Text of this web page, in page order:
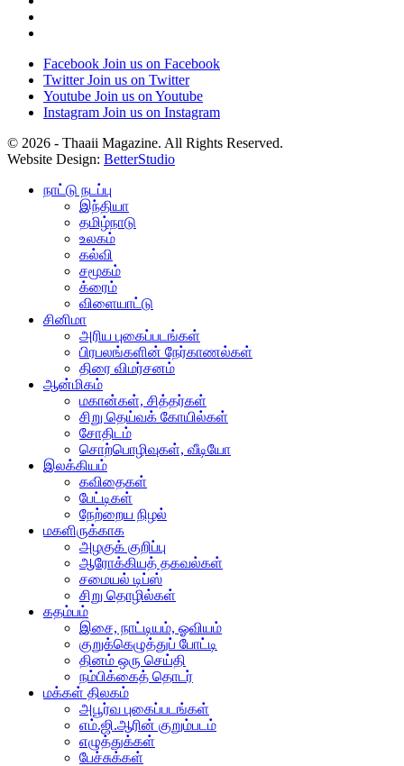
Facebook Join us on Facebook
Twitter Join us on Twitter
Youtube Join us on Youtube
Instagram Join us on Instagram
© 2026 - Thaaii Magazine. All Rights Reserved.
Website Design: BetterStudio
நாட்டு நடப்பு
இந்தியா
தமிழ்நாடு
உலகம்
கல்வி
சமூகம்
க்ரைம்
விளையாட்டு
சினிமா
அரிய புகைப்படங்கள்
பிரபலங்களின் நேர்காணல்கள்
திரை விமர்சனம்
ஆன்மிகம்
மகான்கள், சித்தர்கள்
சிறு தெய்வக் கோயில்கள்
சோதிடம்
சொற்பொழிவுகள், வீடியோ
இலக்கியம்
கவிதைகள்
பேட்டிகள்
நேற்றைய நிழல்
மகளிருக்காக
அழகுக் குறிப்பு
ஆரோக்கியத் தகவல்கள்
சமையல் டிப்ஸ்
சிறு தொழில்கள்
கதம்பம்
இசை, நாட்டியம், ஓவியம்
குறுக்கெழுத்துப் போட்டி
தினம் ஒரு செய்தி
நம்பிக்கைத் தொடர்
மக்கள் திலகம்
அபூர்வ புகைப்படங்கள்
எம்.ஜி.ஆரின் குறும்படம்
எழுத்துக்கள்
பேச்சுக்கள்